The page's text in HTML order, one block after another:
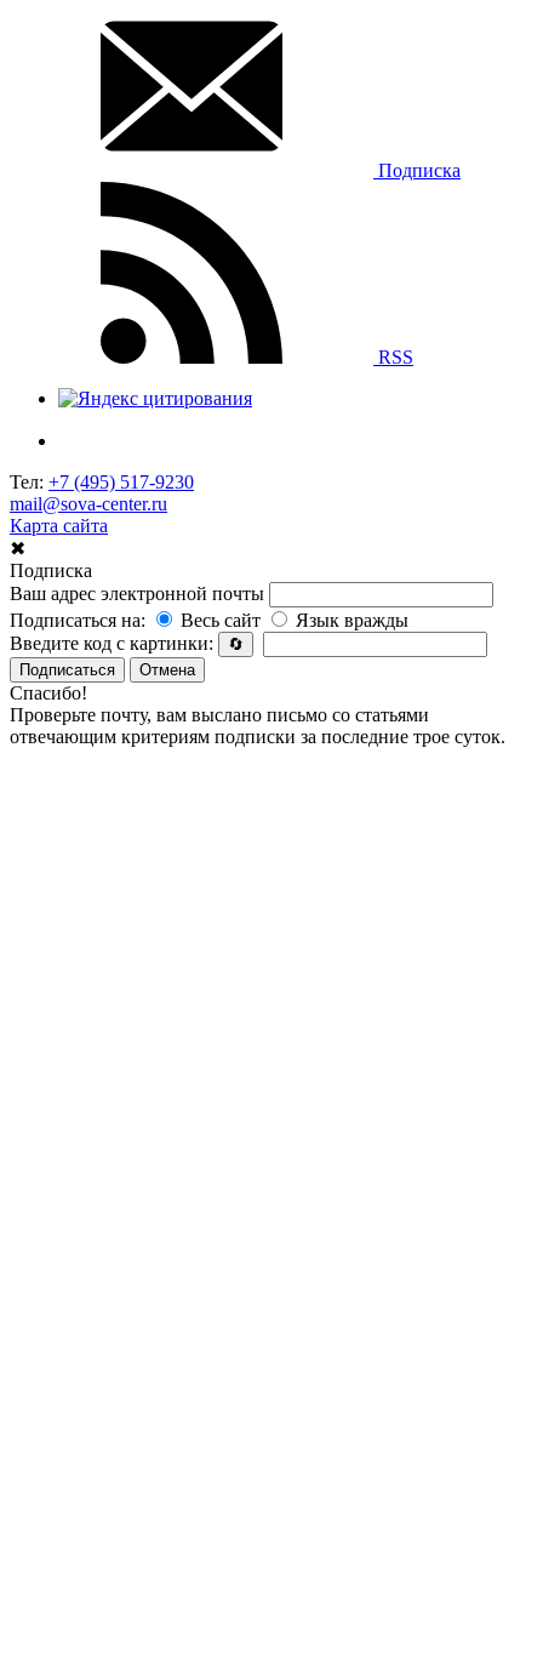
Подписка
RSS
Тел: +7 (495) 517-9230
mail@sova-center.ru
Карта сайта
✖
Подписка
Ваш адрес электронной почты
Подписаться на:
Весь сайт
Язык вражды
Введите код с картинки:
🔄
Подписаться
Отмена
Спасибо!
Проверьте почту, вам выслано письмо со статьями
отвечающим критериям подписки за последние трое суток.